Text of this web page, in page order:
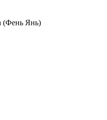
(Фень Янь)